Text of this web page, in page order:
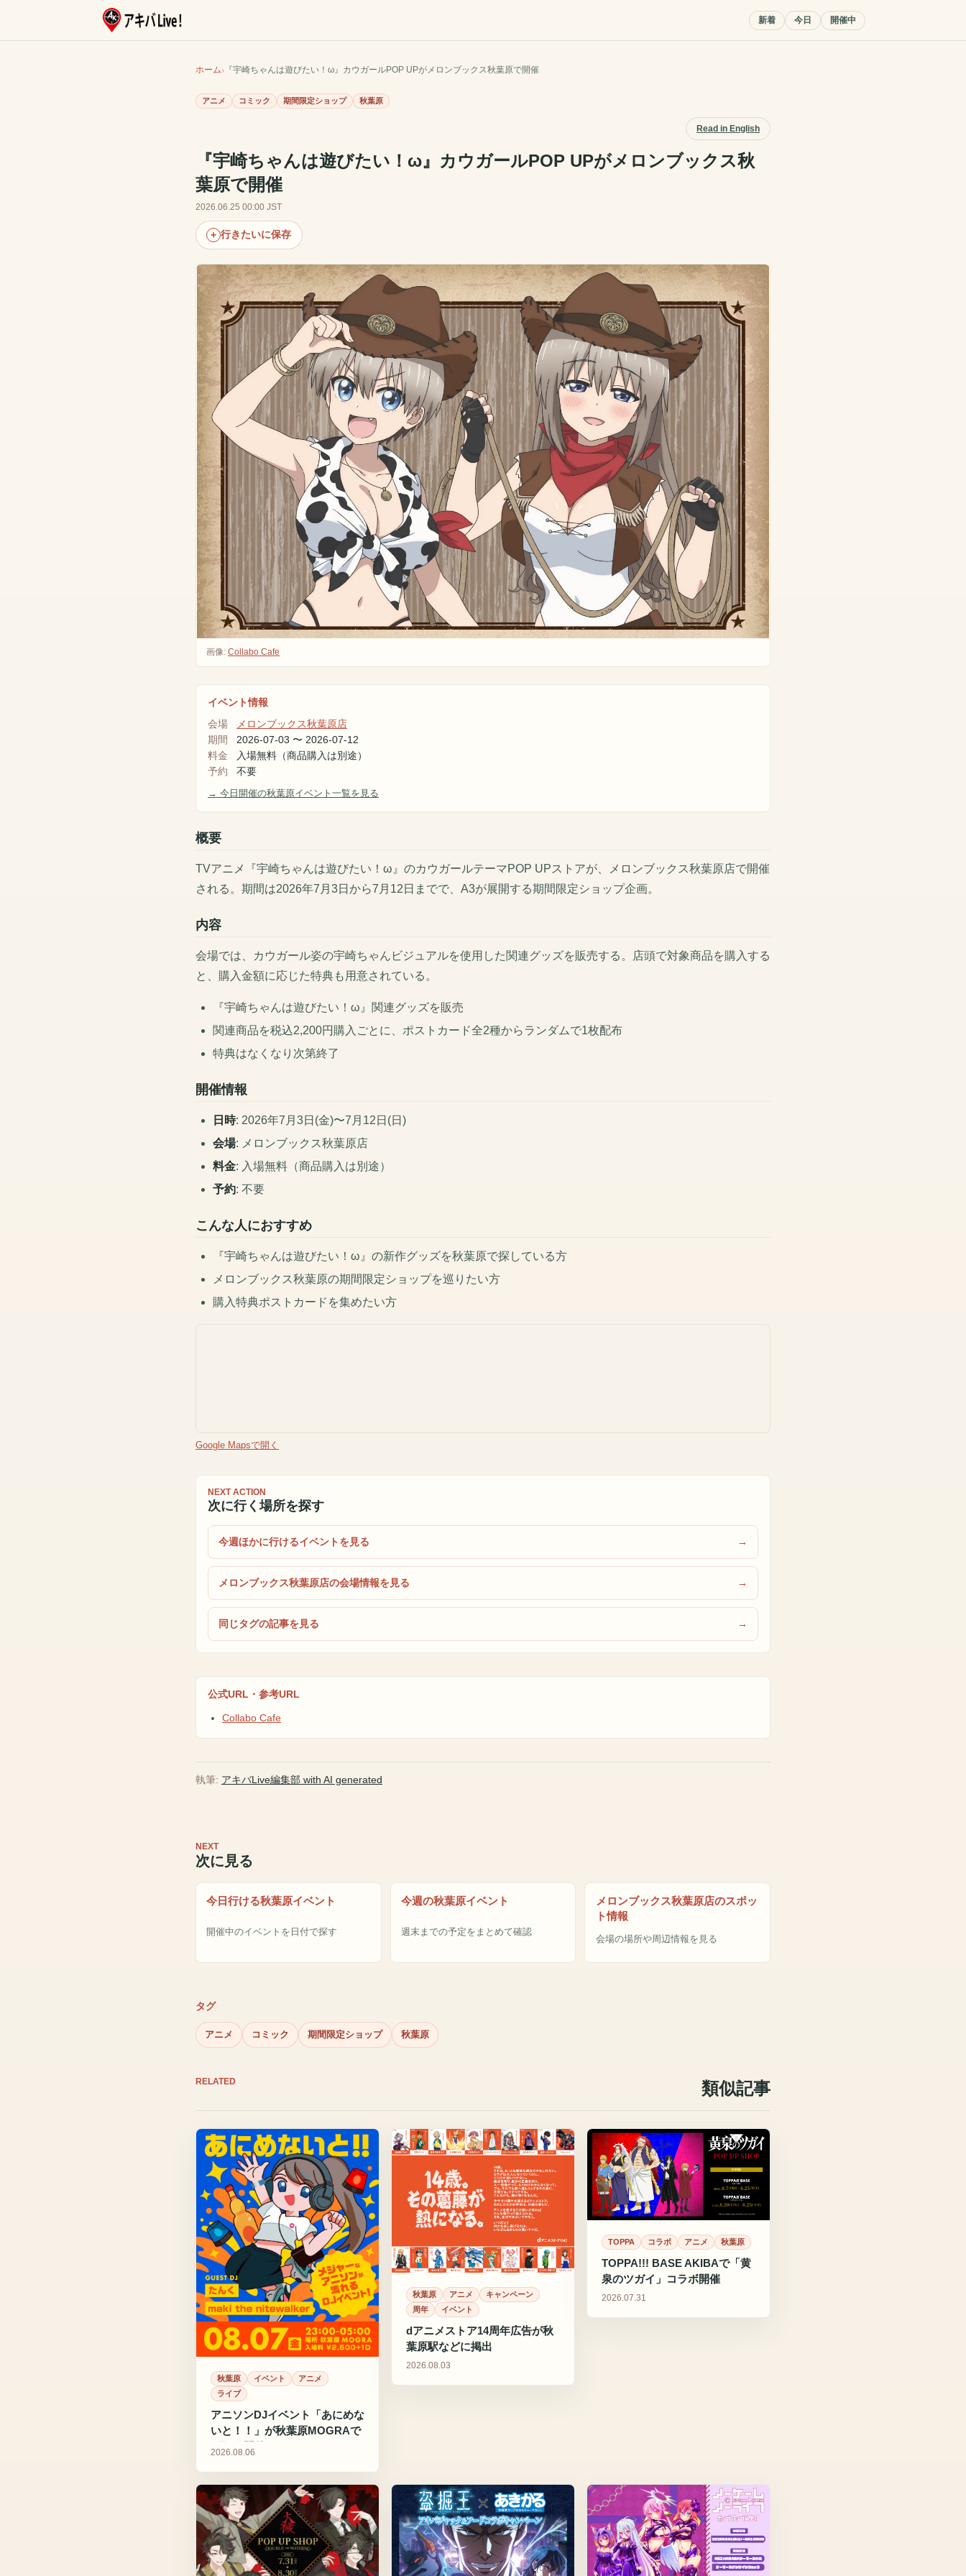
新着 今日 開催中
ホーム 『宇崎ちゃんは遊びたい！ω』カウガールPOP UPがメロンブックス秋葉原で開催
アニメ コミック 期間限定ショップ 秋葉原
Read in English
『宇崎ちゃんは遊びたい！ω』カウガールPOP UPがメロンブックス秋
葉原で開催
2026.06.25 00:00 JST
+ 行きたいに保存
画像: Collabo Cafe
イベント情報
会場
メロンブックス秋葉原店
期間
2026-07-03 〜 2026-07-12
料金
入場無料（商品購入は別途）
予約
不要
→ 今日開催の秋葉原イベント一覧を見る
概要
TVアニメ『宇崎ちゃんは遊びたい！ω』のカウガールテーマPOP UPストアが、メロンブックス秋葉原店で開催
される。期間は2026年7月3日から7月12日までで、A3が展開する期間限定ショップ企画。
内容
会場では、カウガール姿の宇崎ちゃんビジュアルを使用した関連グッズを販売する。店頭で対象商品を購入する
と、購入金額に応じた特典も用意されている。
『宇崎ちゃんは遊びたい！ω』関連グッズを販売
関連商品を税込2,200円購入ごとに、ポストカード全2種からランダムで1枚配布
特典はなくなり次第終了
開催情報
日時: 2026年7月3日(金)〜7月12日(日)
会場: メロンブックス秋葉原店
料金: 入場無料（商品購入は別途）
予約: 不要
こんな人におすすめ
『宇崎ちゃんは遊びたい！ω』の新作グッズを秋葉原で探している方
メロンブックス秋葉原の期間限定ショップを巡りたい方
購入特典ポストカードを集めたい方
Google Mapsで開く
NEXT ACTION
次に行く場所を探す
今週ほかに行けるイベントを見る
メロンブックス秋葉原店の会場情報を見る
同じタグの記事を見る
公式URL・参考URL
Collabo Cafe
執筆: アキバLive編集部 with AI generated
NEXT
次に見る
今日行ける秋葉原イベント
開催中のイベントを日付で探す
今週の秋葉原イベント
週末までの予定をまとめて確認
メロンブックス秋葉原店のスポッ
ト情報
会場の場所や周辺情報を見る
タグ
アニメ コミック 期間限定ショップ 秋葉原
RELATED 類似記事
秋葉原 イベント
アニメ
ライブ
アニソンDJイベント「あにめな
いと！！」が秋葉原MOGRAで
8月7日開催
2026.08.06
秋葉原 アニメ
キャンペーン
周年
イベント
dアニメストア14周年広告が秋
葉原駅などに掲出
2026.08.03
TOPPA コラボ アニメ 秋葉原
TOPPA!!! BASE AKIBAで「黄
泉のツガイ」コラボ開催
2026.07.31